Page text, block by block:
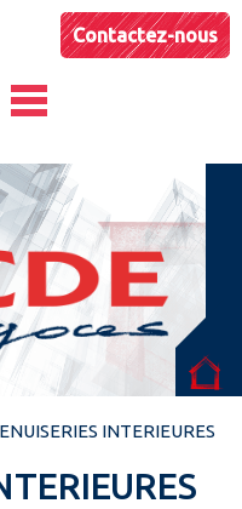
Contactez-nous
INTERIEURES